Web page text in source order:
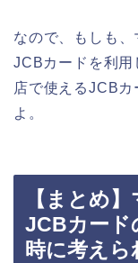
なので、もしも
JCBカードを利用
店で使えるJCB
よ。
【まとめ
JCBカード
時に考えら